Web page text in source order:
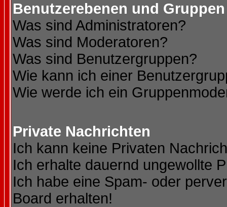
Benutzerebenen und Gruppen
Was sind Administratoren?
Was sind Moderatoren?
Was sind Benutzergruppen?
Wie kann ich einer
Wie werde ich ein
Private Nachrichten
Ich kann keine Privaten
Ich erhalte dauernd ungewollte
Ich habe eine Spam- oder
Board erhalten!